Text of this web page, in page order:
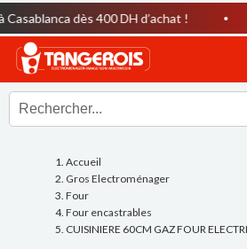
dès 400 DH d’achat !
Accueil
Gros Electroménager
Four
Four encastrables
CUISINIERE 60CM GAZ FOUR